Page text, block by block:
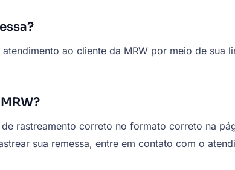
ao cliente da MRW por meio de sua
rastreamento correto no formato correto na
sua remessa, entre em contato com o